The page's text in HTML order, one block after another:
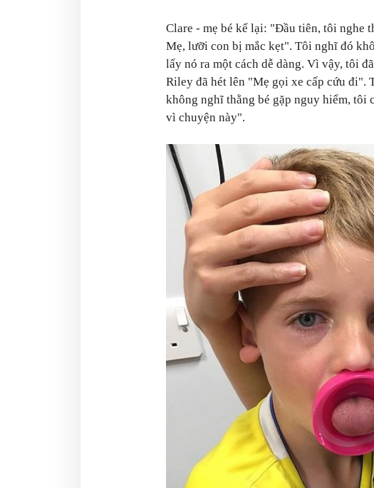
Clare - mẹ bé kể lại: "Đầu tiên, tôi nghe
Mẹ, lưỡi con bị mắc kẹt". Tôi nghĩ đó
lấy nó ra một cách dễ dàng. Vì vậy, tôi
Riley đã hét lên "Mẹ gọi xe cấp cứu đi".
không nghĩ thằng bé gặp nguy hiểm, tôi
vì chuyện này".